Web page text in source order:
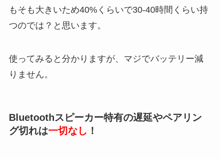
もそも大きいため40%くらいで30-40時間くらい持
つのでは？と思います。
使ってみると分かりますが、マジでバッテリー減
りません。
Bluetoothスピーカー特有の遅延やペアリン
グ切れは一切なし ！